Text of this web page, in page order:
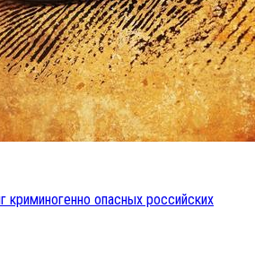
криминогенно опасных российских